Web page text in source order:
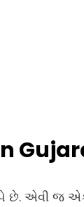
in
છે. એવી જ